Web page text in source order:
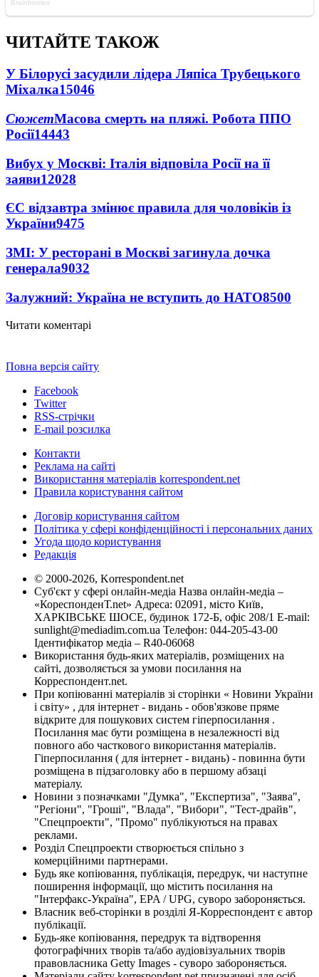
ЧИТАЙТЕ ТАКОЖ
У Білорусі засудили лідера Ляпіса Трубецького
Міхалка15046
СюжетМасова смерть на пляжі. Робота ППО
Росії14443
Вибух у Москві: Італія відповіла Росії на її
заяви12028
ЄС відзавтра змінює правила для чоловіків із
України9475
ЗМІ: У ресторані в Москві загинула дочка
генерала9032
Залужний: Україна не вступить до НАТО8500
Читати коментарі
Повна версія сайту
Facebook
Twitter
RSS-стрічки
E-mail розсилка
Контакти
Реклама на сайті
Використання матеріалів korrespondent.net
Правила користування сайтом
Договір користування сайтом
Політика у сфері конфіденційності і персональних даних
Угода щодо користування
Редакція
© 2000-2026, Korrespondent.net
Суб'єкт у сфері онлайн-медіа Назва онлайн-медіа –
«КореспонденТ.net» Адреса: 02091, місто Київ,
ХАРКІВСЬКЕ ШОСЕ, будинок 172-Б, офіс 208/1 E-mail:
sunlight@mediadim.com.ua Телефон: 044-205-43-00
Ідентифікатор медіа – R40-06068
Використання будь-яких матеріалів, розміщених на
сайті, дозволяється за умови посилання на
Корреспондент.net.
При копіюванні матеріалів зі сторінки « Новини України
і світу» , для інтернет - видань - обов'язкове пряме
відкрите для пошукових систем гіперпосилання .
Посилання має бути розміщена в незалежності від
повного або часткового використання матеріалів.
Гіперпосилання ( для інтернет - видань) - повинна бути
розміщена в підзаголовку або в першому абзаці
матеріалу.
Новини з позначками "Думка", "Експертиза", "Заява",
"Регіони", "Гроші", "Влада", "Вибори", "Тест-драйв",
"Спецпроекти", "Промо" публікуються на правах
реклами.
Розділ Спецпроекти створюється спільно з
комерційними партнерами.
Будь яке копіювання, публікація, передрук, чи наступне
поширення інформації, що містить посилання на
"Інтерфакс-Україна", EPA / UPG, суворо забороняється.
Власник веб-сторінки в розділі Я-Корреспондент є автор
публікації.
Будь-яке копіювання, передрук та відтворення
фотографічних творів та/або аудіовізуальних творів
правовласника Getty Images - суворо забороняється.